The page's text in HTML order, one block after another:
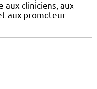
cliniciens, aux
aux promoteur